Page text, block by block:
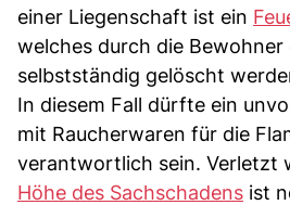
einer Liegenschaft ist ein
welches durch die Bewohner
selbstständig gelöscht
In diesem Fall dürfte ein
mit Raucherwaren für die
verantwortlich sein. Verletzt
Höhe des Sachschadens ist